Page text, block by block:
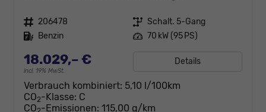
Fahrzeugnr. 206478 Getriebe Schalt. 5-Gang
Kraftstoff Benzin Leistung 70 kW (95 PS)
18.029,– €
incl. 19% MwSt.
Details
Verbrauch kombiniert: 5,10 l/100km
CO2-Klasse: C
CO -Emissionen: 115,00 g/km